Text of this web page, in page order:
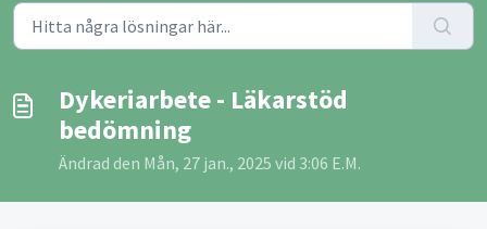
Dykeriarbete - Läkarstöd
bedömning
Ändrad den Mån, 27 jan., 2025 vid 3:06 E.M.